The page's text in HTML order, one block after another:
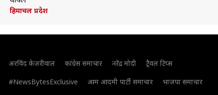
हिमाचल प्रदेश
अरविंद केजरीवाल कांग्रेस समाचार नरेंद्र मोदी
ट्रैवल टिप्स
#NewsBytesExclusive
आम आदमी पार्टी समाचार
भाजपा समाचार